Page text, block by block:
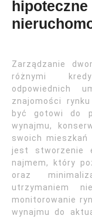
hipoteczne
Zarządzanie
różnymi
odpowiednich
znajomości
być gotowi do
wynajmu,
swoich mieszkań
jest stworzenie
najmem, który
oraz
utrzymaniem
monitorowanie
wynajmu do